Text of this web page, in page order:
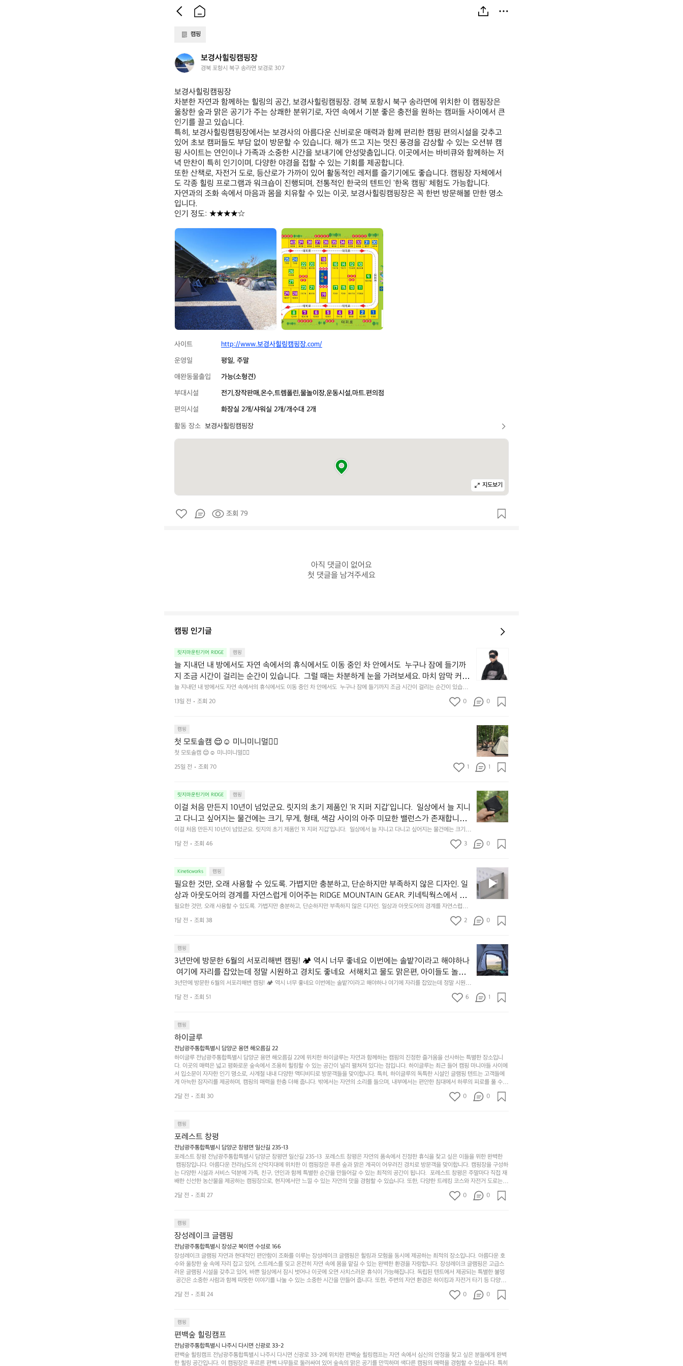
캠핑
보
경
힐
링
캠
핑
장
보경사힐링캠핑장
경북 포항시 북구 송라면 보경로 307
보경사힐링캠핑장
차분한 자연과 함께하는 힐링의 공간, 보경사힐링캠핑장. 경북 포항시 북구 송라면에 위치한 이 캠핑장은
울창한 숲과 맑은 공기가 주는 상쾌한 분위기로, 자연 속에서 기분 좋은 충전을 원하는 캠퍼들 사이에서 큰
인기를 끌고 있습니다.
특히, 보경사힐링캠핑장에서는 보경사의 아름다운 신비로운 매력과 함께 편리한 캠핑 편의시설을 갖추고
있어 초보 캠퍼들도 부담 없이 방문할 수 있습니다. 해가 뜨고 지는 멋진 풍경을 감상할 수 있는 오션뷰 캠
핑 사이트는 연인이나 가족과 소중한 시간을 보내기에 안성맞춤입니다. 이곳에서는 바비큐와 함께하는 저
녁 만찬이 특히 인기이며, 다양한 야경을 접할 수 있는 기회를 제공합니다.
또한 산책로, 자전거 도로, 등산로가 가까이 있어 활동적인 레저를 즐기기에도 좋습니다. 캠핑장 자체에서
도 각종 힐링 프로그램과 워크숍이 진행되며, 전통적인 한국의 텐트인 '한옥 캠핑' 체험도 가능합니다.
자연과의 조화 속에서 마음과 몸을 치유할 수 있는 이곳, 보경사힐링캠핑장은 꼭 한번 방문해볼 만한 명소
입니다.
인기 정도: ★★★★☆
보
경
사
힐
링
핑
장
보
사
힐
링
캠
핑
장
사이트
http://www.보경사힐링캠핑장.com/
운영일
평일, 주말
애완동물출입
가능(소형견)
부대시설
전기,장작판매,온수,트렘폴린,물놀이장,운동시설,마트.편의점
편의시설
화장실 2개/샤워실 2개/개수대 2개
활동 장소 보경사힐링캠핑장
지도보기
조회 79
아직 댓글이 없어요
첫 댓글을 남겨주세요
캠핑 인기글
릿지마운틴기어 RIDGE 캠핑
늘 지내던 내 방에서도 자연 속에서의 휴식에서도 이동 중인 차 안에서도  누구나 잠에 들기까
지 조금 시간이 걸리는 순간이 있습니다.  그럴 때는 차분하게 눈을 가려보세요. 마치 암막 커튼
을 조용히 내리듯이.  Polartec® Wind Pro™의 온기가 눈가를 포근히 감싸줍니다.  차가운 공기
를 차단하고, 얼굴에 밀착하여 빛을 막아줍니다.  이 슬립 웜을 쓰는 것만으로 그곳은 나만의 밤
늘 지내던 내 방에서도 자연 속에서의 휴식에서도 이동 중인 차 안에서도  누구나 잠에 들기까지 조금 시간이 걸리는 순간이 있습니
다.  그럴 때는 차분하게 눈을 가려보세요. 마치 암막 커튼을 조용히 내리듯이.  Polartec® Wind Pro™의 온기가 눈가를 포근히 감싸
줍니다.  차가운 공기를 차단하고, 얼굴에 밀착하여 빛을 막아줍니다.  이 슬립 웜을 쓰는 것만으로 그곳은 나만의 밤이 됩니다.  안녕
내
던
방
도
자
연
속
에
의
휴
식
에
도
이
중
인
차
안
서
도
구
나
잠
에
기
까
이
걸
리
는
순
다.
그
럴
때
는
차
을
가
려
보
세
요.
튼
13일 전 조회 20 0 0
캠핑
첫 모토솔캠 😌☺️ 미니미니멀👌🏼
첫 모토솔캠 😌☺️ 미니미니멀👌🏼
첫
모
토
솔
캠
☺️
미
니
미
멀
👌🏼
25일 전 조회 70 1 1
릿지마운틴기어 RIDGE 캠핑
이걸 처음 만든지 10년이 넘었군요. 릿지의 초기 제품인 ‘R 지퍼 지갑’입니다.  일상에서 늘 지니
고 다니고 싶어지는 물건에는 크기, 무게, 형태, 색감 사이의 아주 미묘한 밸런스가 존재합니다.
예를 들자면 일에 집중하느라 책상 위 가장자리에 대충 걸쳐 놓아도 시야에 걸리적거리지 않는
것. R 지퍼 지갑은 바로 그 위화감 없는 균형감에서 출발했습니다.  그중에서도 슬림함에 철저히
집착했습니다. 튼튼한 내구도와 넉넉한 수납력을 해치치 않는 선에서, 가장 가볍고 얇게 설계했
이걸 처음 만든지 10년이 넘었군요. 릿지의 초기 제품인 ‘R 지퍼 지갑’입니다.  일상에서 늘 지니고 다니고 싶어지는 물건에는 크기,
무게, 형태, 색감 사이의 아주 미묘한 밸런스가 존재합니다.  예를 들자면 일에 집중하느라 책상 위 가장자리에 대충 걸쳐 놓아도 시
야에 걸리적거리지 않는 것. R 지퍼 지갑은 바로 그 위화감 없는 균형감에서 출발했습니다.  그중에서도 슬림함에 철저히 집착했습니
이
걸
처
음
든
0
년
이
넘
군
지
의
초
기
품
갑’입
니
다.
일
상
에
고
다
니
고
싶
어
는
크
기,
무
게,
이
1달 전 조회 46 3 0
Kineticworks 캠핑
필요한 것만, 오래 사용할 수 있도록. 가볍지만 충분하고, 단순하지만 부족하지 않은 디자인. 일
상과 아웃도어의 경계를 자연스럽게 이어주는 RIDGE MOUNTAIN GEAR. 키네틱웍스에서 만
나보세요.
필요한 것만, 오래 사용할 수 있도록. 가볍지만 충분하고, 단순하지만 부족하지 않은 디자인. 일상과 아웃도어의 경계를 자연스럽게
필
요
한
것
오
용
할
수
있
록.
분
하
고,
단
순
하
하
지
않
은
디
자
웃
도
어
의
경
럽
1달 전 조회 38 2 0
캠핑
3년만에 방문한 6월의 서포리해변 캠핑! 🏕 역시 너무 좋네요 이번에는 솔밭?이라고 해야하나
여기에 자리를 잡았는데 정말 시원하고 경치도 좋네요  서해치고 물도 맑은편, 아이들도 놀기
좋고 1박 2일은 넘 짧게 느껴지네요  .1박 1동 1만원 (수금은 7시쯤, 동네에서 관리) .수금하면서
음식물.쓰레기봉투를 1개씩 나누어줌 .솔밭에 바로 화장실있음 .5분거리 cu .2분거리 음식점
항구에서부터 해변까지 버스도 다니네요 ㅎㅎㅎ 아이들 엄청 좋아하네요 점심쯤도착해서 철수
3년만에 방문한 6월의 서포리해변 캠핑! 🏕 역시 너무 좋네요 이번에는 솔밭?이라고 해야하나 여기에 자리를 잡았는데 정말 시원하
고 경치도 좋네요  서해치고 물도 맑은편, 아이들도 놀기 좋고 1박 2일은 넘 짧게 느껴지네요  .1박 1동 1만원 (수금은 7시쯤, 동네에서
관리) .수금하면서 음식물.쓰레기봉투를 1개씩 나누어줌 .솔밭에 바로 화장실있음 .5분거리 cu .2분거리 음식점  항구에서부터 해변
년
만
에
문
포
리
해
변
캠
핑!
무
좋
네
요
이
이
라
고
해
야
하
리
1달 전 조회 51 6 1
캠핑
하이글루
전남광주통합특별시 담양군 용면 해오름길 22
하이글루 전남광주통합특별시 담양군 용면 해오름길 22에 위치한 하이글루는 자연과 함께하는 캠핑의 진정한 즐거움을 선사하는 특별한 장소입니
다. 이곳의 매력은 넓고 평화로운 숲속에서 조용히 힐링할 수 있는 공간이 널리 펼쳐져 있다는 점입니다. 하이글루는 최근 들어 캠핑 마니아들 사이에
서 입소문이 자자한 인기 명소로, 사계절 내내 다양한 액티비티로 방문객들을 맞이합니다. 특히, 하이글루의 독특한 시설인 글램핑 텐트는 고객들에
게 아늑한 잠자리를 제공하며, 캠핑의 매력을 한층 더해 줍니다. 밖에서는 자연의 소리를 들으며, 내부에서는 편안한 침대에서 하루의 피로를 풀 수
있는 완벽한 조화가 이루어집니다. 이곳의 장점은 또 다른 캠핑의 매력인 바베큐 파티를 즐길 수 있는 공간이 마련되어 있어 친구나 가족과 함께 좋
은 시간을 보낼 수 있다는 것입니다. 또한, 하이글루 인근에는 다양한 트레킹 코스와 자전거 도로가 있어 아웃도어 활동을 좋아하는 이들에게 더욱 참
나누는 이야기들은 여러분의 캠핑 여행을 더욱 특별하게 만들어 줄 것입니다.  인기 정도: ★★★★★
2달 전 조회 30 0 0
캠핑
포레스트 창평
전남광주통합특별시 담양군 창평면 일산길 235-13
포레스트 창평 전남광주통합특별시 담양군 창평면 일산길 235-13  포레스트 창평은 자연의 품속에서 진정한 휴식을 찾고 싶은 이들을 위한 완벽한
캠핑장입니다. 아름다운 전라남도의 산악지대에 위치한 이 캠핑장은 푸른 숲과 맑은 계곡이 어우러진 경치로 방문객을 맞이합니다. 캠핑장을 구성하
는 다양한 시설과 서비스 덕분에 가족, 친구, 연인과 함께 특별한 순간을 만들어갈 수 있는 최적의 공간이 됩니다.  포레스트 창평은 주말마다 직접 재
배한 신선한 농산물을 제공하는 캠핑장으로, 현지에서만 느낄 수 있는 자연의 맛을 경험할 수 있습니다. 또한, 다양한 트레킹 코스와 자전거 도로는
캠퍼들이 탐험과 모험의 짜릿함을 누릴 수 있도록 만들어졌습니다. 저녁에는 별빛 아래에서 바베큐 파티를 즐기거나, 잔잔한 계곡 소리를 들으며 깊
은 숙면을 취할 수 있는 기회를 제공합니다.  이곳은 자연과의 완벽한 조화를 이루며, 다채로운 야외 활동을 제공합니다. 특히 어린이들은 안전하게
순한 캠핑 그 이상을 제공하며, 자연을 사랑하는 모든 이들에게 꼭 한번 경험해봐야 할 장소로 자리잡았습니다.  인기 정도: ★★★★★
2달 전 조회 27 0 0
캠핑
장성레이크 글램핑
전남광주통합특별시 장성군 북이면 수성로 166
장성레이크 글램핑 자연과 현대적인 편안함이 조화를 이루는 장성레이크 글램핑은 힐링과 모험을 동시에 제공하는 최적의 장소입니다. 아름다운 호
수와 울창한 숲 속에 자리 잡고 있어, 스트레스를 잊고 온전히 자연 속에 몸을 맡길 수 있는 완벽한 환경을 자랑합니다. 장성레이크 글램핑은 고급스
러운 글램핑 시설을 갖추고 있어, 바쁜 일상에서 잠시 벗어나 이곳에 오면 사치스러운 휴식이 가능해집니다. 독립된 텐트에서 제공되는 특별한 불멍
공간은 소중한 사람과 함께 따뜻한 이야기를 나눌 수 있는 소중한 시간을 만들어 줍니다. 또한, 주변의 자연 환경은 하이킹과 자전거 타기 등 다양한
액티비티를 즐기기에 그야말로 완벽한 조건을 갖추고 있습니다. 이곳에서의 캠핑은 단순한 숙박이 아닌, 가족과 친구들과 함께 소중한 추억을 창출
하는 시간이 될 것입니다. 특히 식사를 좋아하는 분들에게는 매주 특별한 바비큐 파티와 지역에서 나는 신선한 재료로 만든 다양한 요리를 제공하여
사람들과 함께하세요. 당신의 대자연 속 힐링을 기다리는 장성레이크 글램핑은 언젠가 반드시 방문해봐야 할 명소로 자리매김하였습니다. 인기 정
도: ★★★★★
2달 전 조회 24 0 0
캠핑
편백숲 힐링캠프
전남광주통합특별시 나주시 다시면 신광로 33-2
편백숲 힐링캠프 전남광주통합특별시 나주시 다시면 신광로 33-2에 위치한 편백숲 힐링캠프는 자연 속에서 심신의 안정을 찾고 싶은 분들에게 완벽
한 힐링 공간입니다. 이 캠핑장은 푸르른 편백 나무들로 둘러싸여 있어 숲속의 맑은 공기를 만끽하며 색다른 캠핑의 매력을 경험할 수 있습니다. 특히